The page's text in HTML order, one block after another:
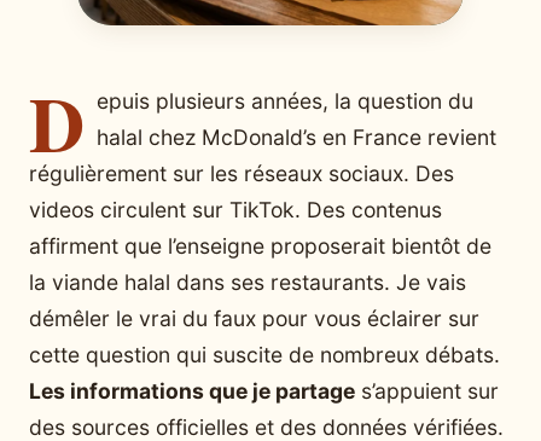
D epuis plusieurs années, la question du
halal chez McDonald’s en France revient
régulièrement sur les réseaux sociaux. Des
videos circulent sur TikTok. Des contenus
affirment que l’enseigne proposerait bientôt de
la viande halal dans ses restaurants. Je vais
démêler le vrai du faux pour vous éclairer sur
cette question qui suscite de nombreux débats.
Les informations que je partage s’appuient sur
des sources officielles et des données vérifiées.